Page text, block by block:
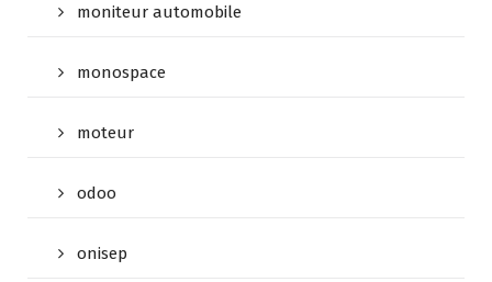
moniteur automobile
monospace
moteur
odoo
onisep